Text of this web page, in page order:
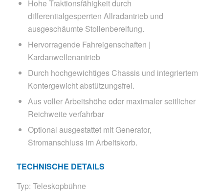
Hohe Traktionsfähigkeit durch
differentialgesperrten Allradantrieb und
ausgeschäumte Stollenbereifung.
Hervorragende Fahreigenschaften |
Kardanwellenantrieb
Durch hochgewichtiges Chassis und integriertem
Kontergewicht abstützungsfrei.
Aus voller Arbeitshöhe oder maximaler seitlicher
Reichweite verfahrbar
Optional ausgestattet mit Generator,
Stromanschluss im Arbeitskorb.
TECHNISCHE DETAILS
Typ: Teleskopbühne